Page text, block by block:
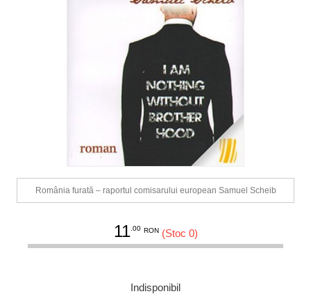
România furată – raportul comisarului european Samuel Scheib
11.00 RON (Stoc 0)
Indisponibil